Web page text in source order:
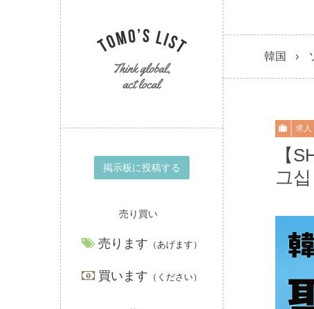
掲示板に投稿する
売り買い
売ります （あげます）
買います （ください）
韓国
求人
【
그